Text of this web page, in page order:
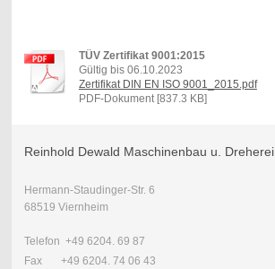
TÜV Zertifikat 9001:2015
Gültig bis 06.10.2023
Zertifikat DIN EN ISO 9001_2015.pdf
PDF-Dokument [837.3 KB]
Reinhold Dewald Maschinenbau u. Dreherei
Hermann-Staudinger-Str. 6
68519 Viernheim
Telefon +49 6204. 69 87
Fax +49 6204. 74 06 43